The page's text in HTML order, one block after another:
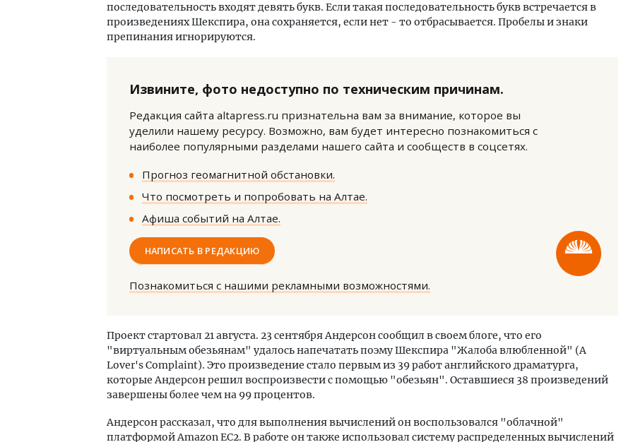
последовательность входят девять букв. Если такая последовательность букв встречается в
произведениях Шекспира, она сохраняется, если нет - то отбрасывается. Пробелы и знаки
препинания игнорируются.
Извините, фото недоступно по техническим причинам.
Редакция сайта altapress.ru признательна вам за внимание, которое вы
уделили нашему ресурсу. Возможно, вам будет интересно познакомиться с
наиболее популярными разделами нашего сайта и сообществ в соцсетях.
Прогноз геомагнитной обстановки.
Что посмотреть и попробовать на Алтае.
Афиша событий на Алтае.
НАПИСАТЬ В РЕДАКЦИЮ
Познакомиться с нашими рекламными возможностями.
Проект стартовал 21 августа. 23 сентября Андерсон сообщил в своем блоге, что его
"виртуальным обезьянам" удалось напечатать поэму Шекспира "Жалоба влюбленной" (A
Lover's Complaint). Это произведение стало первым из 39 работ английского драматурга,
которые Андерсон решил воспроизвести с помощью "обезьян". Оставшиеся 38 произведений
завершены более чем на 99 процентов.
Андерсон рассказал, что для выполнения вычислений он воспользовался "облачной"
платформой Amazon EC2. В работе он также использовал систему распределенных вычислений
СТРОИТЕЛЬСТВО